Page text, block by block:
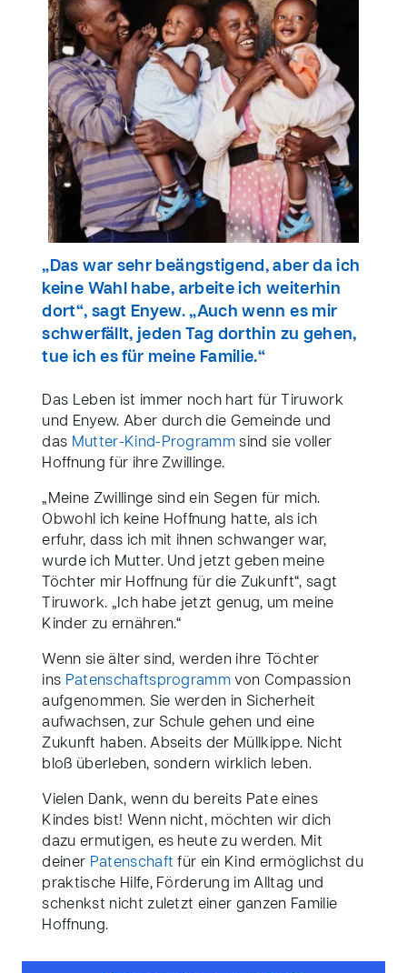
„Das war sehr beängstigend, aber da ich
keine Wahl habe, arbeite ich weiterhin
dort“, sagt Enyew. „Auch wenn es mir
schwerfällt, jeden Tag dorthin zu gehen,
tue ich es für meine Familie.“
Das Leben ist immer noch hart für Tiruwork
und Enyew. Aber durch die Gemeinde und
das Mutter-Kind-Programm sind sie voller
Hoffnung für ihre Zwillinge.
„Meine Zwillinge sind ein Segen für mich.
Obwohl ich keine Hoffnung hatte, als ich
erfuhr, dass ich mit ihnen schwanger war,
wurde ich Mutter. Und jetzt geben meine
Töchter mir Hoffnung für die Zukunft“, sagt
Tiruwork. „Ich habe jetzt genug, um meine
Kinder zu ernähren.“
Wenn sie älter sind, werden ihre Töchter
ins Patenschaftsprogramm von Compassion
aufgenommen. Sie werden in Sicherheit
aufwachsen, zur Schule gehen und eine
Zukunft haben. Abseits der Müllkippe. Nicht
bloß überleben, sondern wirklich leben.
Vielen Dank, wenn du bereits Pate eines
Kindes bist! Wenn nicht, möchten wir dich
dazu ermutigen, es heute zu werden. Mit
deiner Patenschaftfür ein Kind ermöglichst du
praktische Hilfe, Förderung im Alltag und
schenkst nicht zuletzt einer ganzen Familie
Hoffnung.